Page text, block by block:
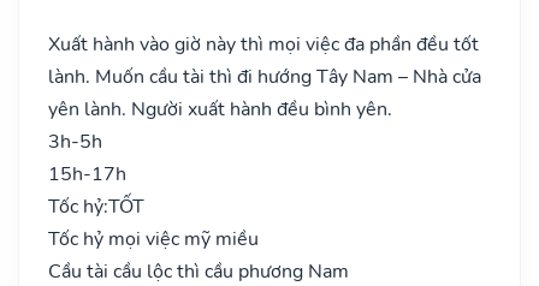
Xuất hành vào giờ này thì mọi việc đa phần đều tốt
lành. Muốn cầu tài thì đi hướng Tây Nam – Nhà cửa
yên lành. Người xuất hành đều bình yên.
3h-5h
15h-17h
Tốc hỷ:TỐT
Tốc hỷ mọi việc mỹ miều
Cầu tài cầu lộc thì cầu phương Nam